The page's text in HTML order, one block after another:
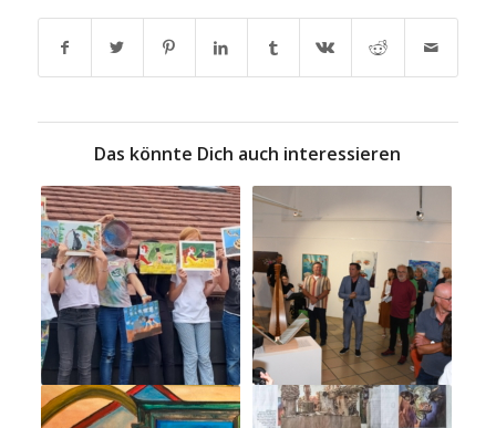
Das könnte Dich auch interessieren